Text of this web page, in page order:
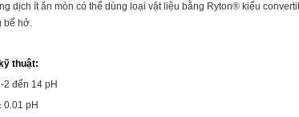
dịch ít ăn mòn có thể dùng loại vật liệu bằng Ryton® kiểu
bể hở.
thuật:
2 đến 14 pH
0.01 pH